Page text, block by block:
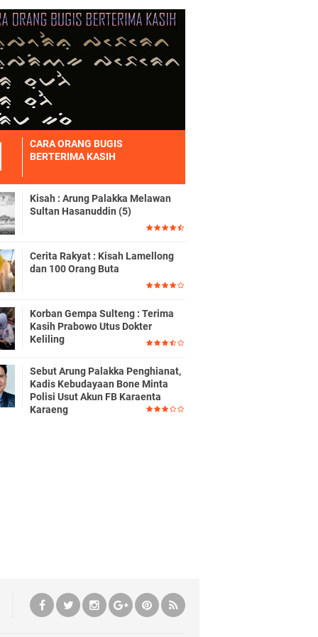
CARA ORANG BUGIS
BERTERIMA KASIH
Kisah : Arung Palakka Melawan
Sultan Hasanuddin (5)
Cerita Rakyat : Kisah Lamellong
dan 100 Orang Buta
Korban Gempa Sulteng : Terima
Kasih Prabowo Utus Dokter
Keliling
Sebut Arung Palakka Penghianat,
Kadis Kebudayaan Bone Minta
Polisi Usut Akun FB Karaenta
Karaeng